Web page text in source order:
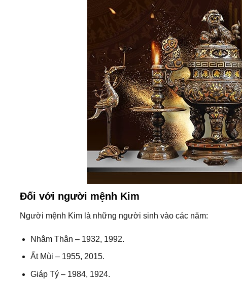
Đối với người mệnh Kim
Người mệnh Kim là những người sinh vào các năm:
Nhâm Thân – 1932, 1992.
Ất Mùi – 1955, 2015.
Giáp Tý – 1984, 1924.